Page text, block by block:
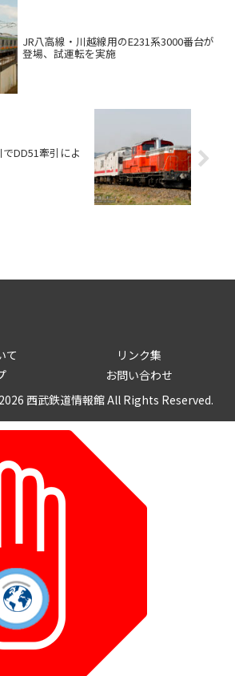
JR八高線・川越線用のE231系3000番台が
登場、試運転を実施
DD51牽引によ
て
リンク集
お問い合わせ
西武鉄道情報館 All Rights Reserved.